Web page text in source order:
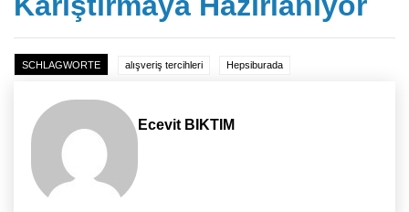
SCHLAGWORTE alışveriş tercihleri Hepsiburada
Ecevit BIKTIM